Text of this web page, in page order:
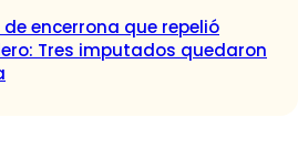
de encerrona que repelió
Tres imputados quedaron